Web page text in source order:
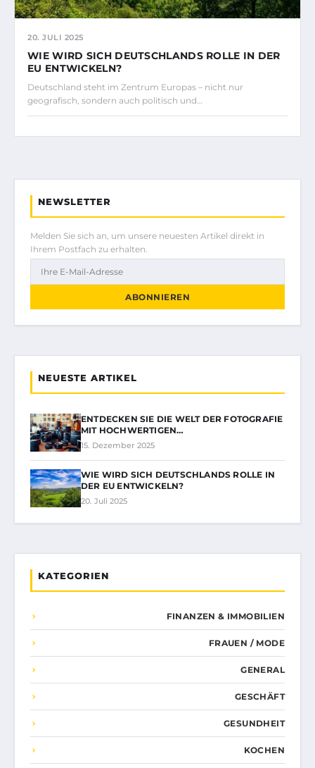
20. JULI 2025
WIE WIRD SICH DEUTSCHLANDS ROLLE IN DER
EU ENTWICKELN?
Deutschland steht im Zentrum Europas – nicht nur
geografisch, sondern auch politisch und…
NEWSLETTER
Melden Sie sich an, um unsere neuesten Artikel direkt in
Ihrem Postfach zu erhalten.
ABONNIEREN
NEUESTE ARTIKEL
ENTDECKEN SIE DIE WELT DER FOTOGRAFIE
MIT HOCHWERTIGEN…
15. Dezember 2025
WIE WIRD SICH DEUTSCHLANDS ROLLE IN
DER EU ENTWICKELN?
20. Juli 2025
KATEGORIEN
FINANZEN & IMMOBILIEN
FRAUEN / MODE
GENERAL
GESCHÄFT
GESUNDHEIT
KOCHEN